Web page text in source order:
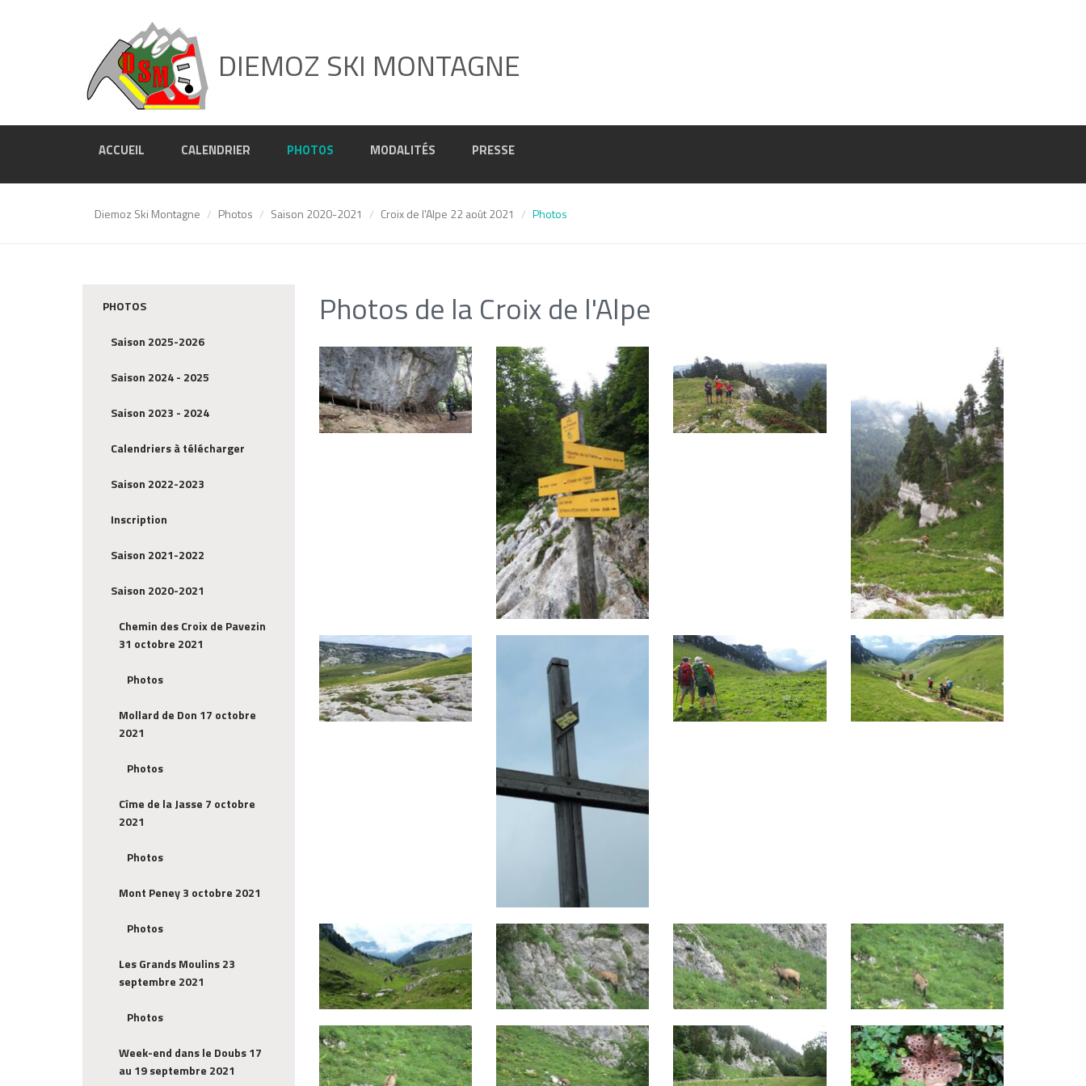
DIEMOZ SKI MONTAGNE
ACCUEIL CALENDRIER PHOTOS MODALITÉS PRESSE
Diemoz Ski Montagne Photos Saison 2020-2021 Croix de l'Alpe 22 août 2021 Photos
PHOTOS
Saison 2025-2026
Saison 2024 - 2025
Saison 2023 - 2024
Calendriers à télécharger
Saison 2022-2023
Inscription
Saison 2021-2022
Saison 2020-2021
Chemin des Croix de Pavezin
31 octobre 2021
Photos
Mollard de Don 17 octobre
2021
Photos
Cîme de la Jasse 7 octobre
2021
Photos
Mont Peney 3 octobre 2021
Photos
Les Grands Moulins 23
septembre 2021
Photos
Week-end dans le Doubs 17
au 19 septembre 2021
Photos de la Croix de l'Alpe